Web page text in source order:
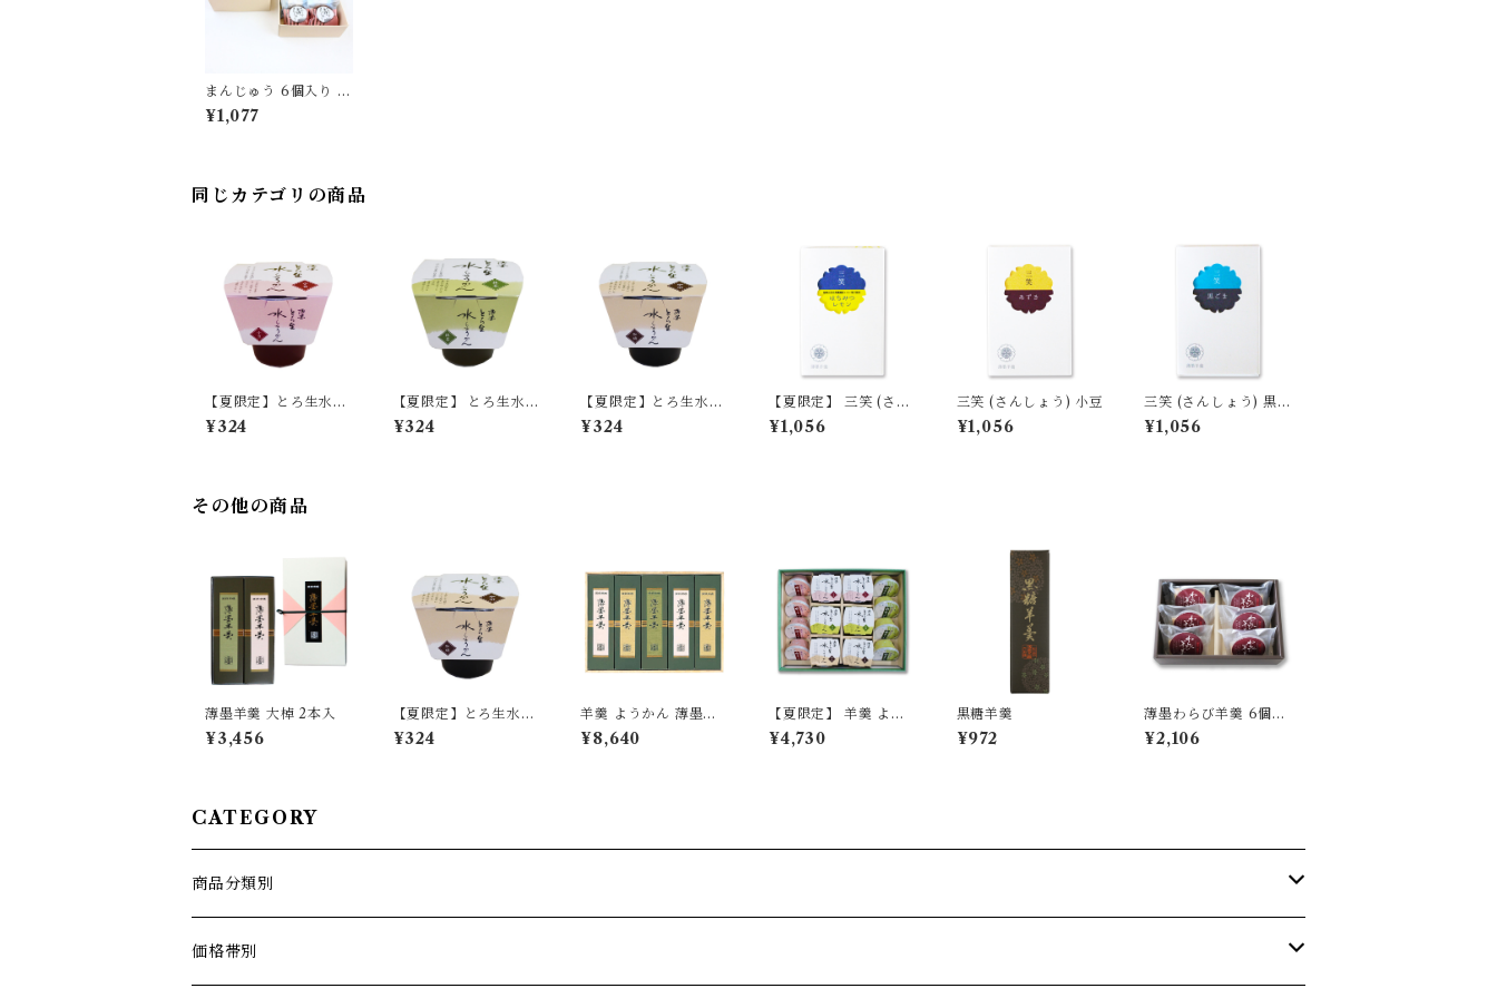
まんじゅう 6個入り 詰
合せ 薄墨羊羹 和菓子
デザート スイーツ 贈
¥1,077
同じカテゴリの商品
【夏限定】とろ生水よ
うかん 小豆 単品
【季節限定/期間限
¥324
【夏限定】 とろ生水よ
うかん 抹茶 (まっち
ゃ) 単品 【季節限定/期
¥324
【夏限定】とろ生水よ
うかん 珈琲 (コーヒ
ー) 単品 【季節限定/期
¥324
【夏限定】 三笑 (さん
しょう) はちみつレモ
ン 単品 【季節限定/期
¥1,056
三笑 (さんしょう) 小豆
¥1,056
三笑 (さんしょう) 黒ご
ま
¥1,056
その他の商品
薄墨羊羹 大棹 2本入
¥3,456
【夏限定】とろ生水よ
うかん 珈琲 (コーヒ
ー) 単品 【季節限定/期
¥324
羊羹 ようかん 薄墨羊
羹 大棹 桐箱入り 5本
セット
¥8,640
【夏限定】 羊羹 よう
かん 薄墨羊羹 水よう
かん とろ生水ようかん
¥4,730
黒糖羊羹
¥972
薄墨わらび羊羹 6個入
和菓子 デザート ご贈
答 ギフト プレゼント
¥2,106
CATEGORY
商品分類別
薄墨羊羹こざくら
価格帯別